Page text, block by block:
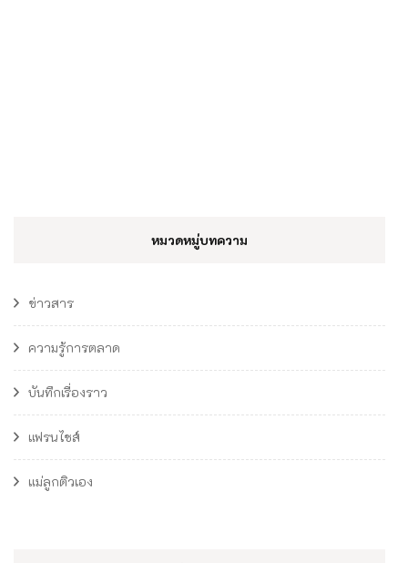
หมวดหมู่บทความ
ข่าวสาร
ความรู้การตลาด
บันทึกเรื่องราว
แฟรนไชส์
แม่ลูกติวเอง